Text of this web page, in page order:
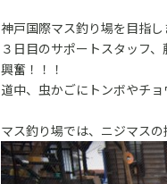
神戸国際マス釣り場を目指し
３日目のサポートスタッフ
興奮！！！
道中、虫かごにトンボやチ
マス釣り場では、ニジマス